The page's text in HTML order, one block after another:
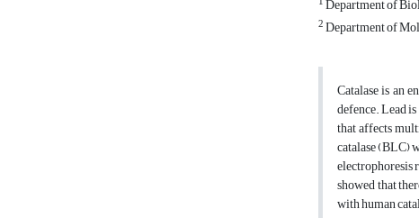
Department of
2Department of
Catalase is an
defence. Lead
that affects
catalase (BLC)
electrophoresis
showed that
with human